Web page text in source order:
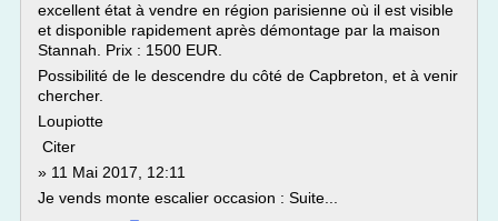
excellent état à vendre en région parisienne où il est visible
et disponible rapidement après démontage par la maison
Stannah. Prix : 1500 EUR.
Possibilité de le descendre du côté de Capbreton, et à venir
chercher.
Loupiotte
Citer
» 11 Mai 2017, 12:11
Je vends monte escalier occasion : Suite...